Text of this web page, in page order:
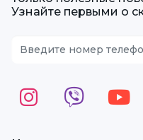
Узнайте первыми о